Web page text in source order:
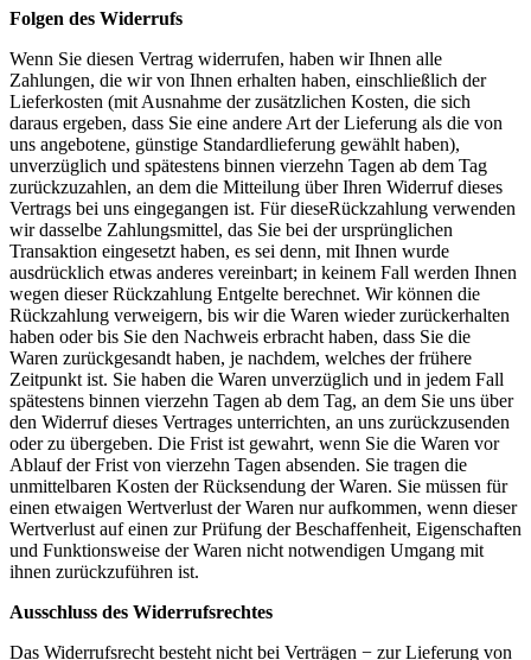
Folgen des Widerrufs
Wenn Sie diesen Vertrag widerrufen, haben wir Ihnen alle
Zahlungen, die wir von Ihnen erhalten haben, einschließlich der
Lieferkosten (mit Ausnahme der zusätzlichen Kosten, die sich
daraus ergeben, dass Sie eine andere Art der Lieferung als die von
uns angebotene, günstige Standardlieferung gewählt haben),
unverzüglich und spätestens binnen vierzehn Tagen ab dem Tag
zurückzuzahlen, an dem die Mitteilung über Ihren Widerruf dieses
Vertrags bei uns eingegangen ist. Für dieseRückzahlung verwenden
wir dasselbe Zahlungsmittel, das Sie bei der ursprünglichen
Transaktion eingesetzt haben, es sei denn, mit Ihnen wurde
ausdrücklich etwas anderes vereinbart; in keinem Fall werden Ihnen
wegen dieser Rückzahlung Entgelte berechnet. Wir können die
Rückzahlung verweigern, bis wir die Waren wieder zurückerhalten
haben oder bis Sie den Nachweis erbracht haben, dass Sie die
Waren zurückgesandt haben, je nachdem, welches der frühere
Zeitpunkt ist. Sie haben die Waren unverzüglich und in jedem Fall
spätestens binnen vierzehn Tagen ab dem Tag, an dem Sie uns über
den Widerruf dieses Vertrages unterrichten, an uns zurückzusenden
oder zu übergeben. Die Frist ist gewahrt, wenn Sie die Waren vor
Ablauf der Frist von vierzehn Tagen absenden. Sie tragen die
unmittelbaren Kosten der Rücksendung der Waren. Sie müssen für
einen etwaigen Wertverlust der Waren nur aufkommen, wenn dieser
Wertverlust auf einen zur Prüfung der Beschaffenheit, Eigenschaften
und Funktionsweise der Waren nicht notwendigen Umgang mit
ihnen zurückzuführen ist.
Ausschluss des Widerrufsrechtes
Das Widerrufsrecht besteht nicht bei Verträgen − zur Lieferung von